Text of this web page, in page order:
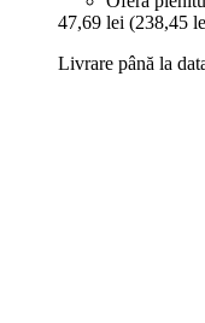
47,69 lei (238,45
Livrare până la